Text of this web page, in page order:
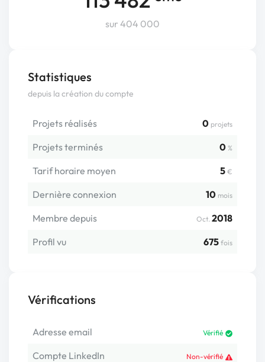
sur 404 000
Statistiques
depuis la création du compte
Projets réalisés 0 projets
Projets terminés 0 %
Tarif horaire moyen 5 €
Dernière connexion 10 mois
Membre depuis Oct. 2018
Profil vu
675 fois
Vérifications
Adresse email Vérifié
Compte LinkedIn Non-vérifié